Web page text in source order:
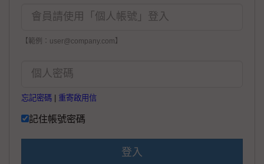
【範例：user@company.com】
忘記密碼 重寄啟用信
記住帳號密碼
登入